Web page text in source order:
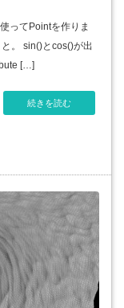
ってPointを作りま
。 sin()とcos()が出
[…]
続きを読む